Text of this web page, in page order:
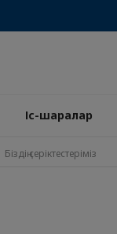
Іс-шаралар
Біздің серіктестеріміз